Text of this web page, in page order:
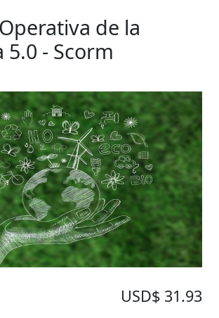
de la
5.0 - Scorm
USD$ 31.93